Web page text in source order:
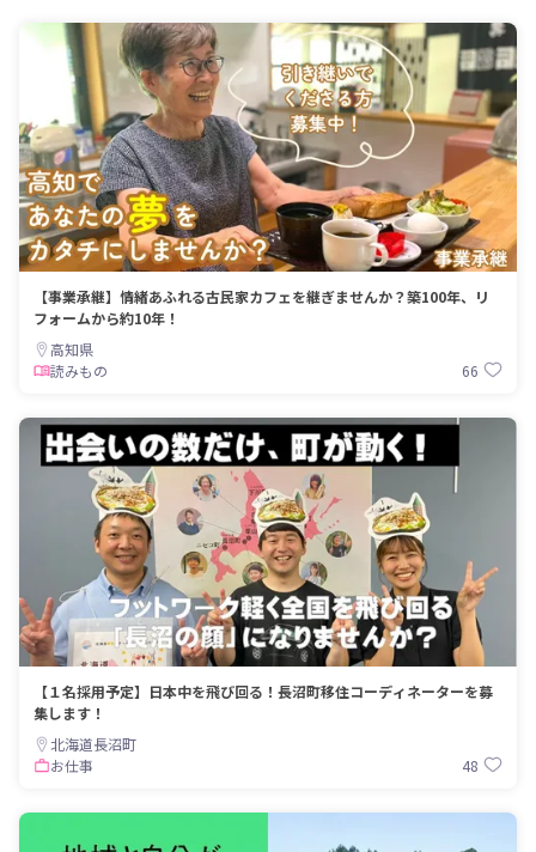
【事業承継】情緒あふれる古民家カフェを継ぎませんか？築100年、リ
フォームから約10年！
高知県
読みもの
66
【１名採用予定】日本中を飛び回る！長沼町移住コーディネーターを募
集します！
北海道長沼町
お仕事
48